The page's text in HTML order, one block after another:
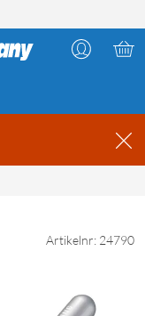
Artikelnr: 24790